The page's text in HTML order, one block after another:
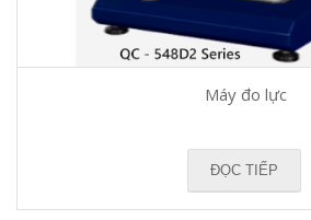
Máy đo lực
ĐỌC TIẾP